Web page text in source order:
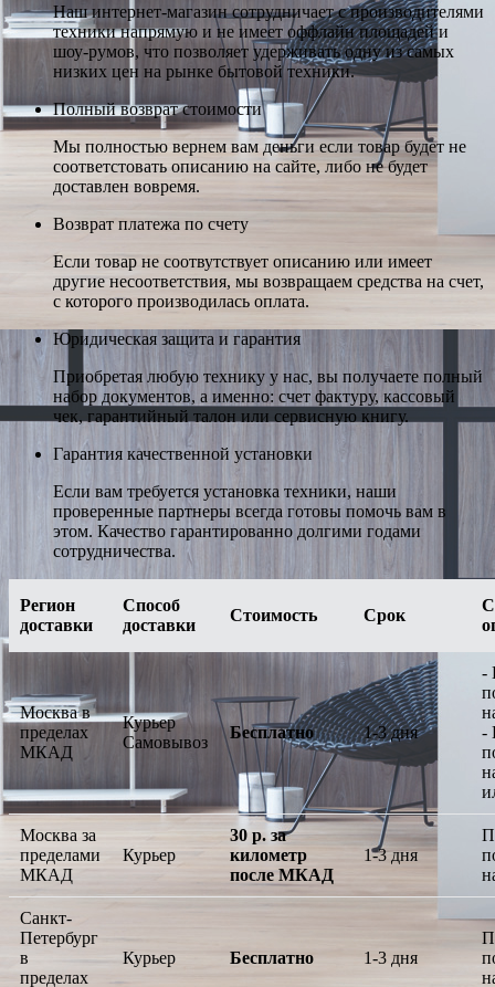
Наш интернет-магазин сотрудничает с производителями
техники напрямую и не имеет оффлайн площадей и
шоу-румов, что позволяет удерживать одну из самых
низких цен на рынке бытовой техники.
Полный возврат стоимости
Мы полностью вернем вам деньги если товар будет не
соответстовать описанию на сайте, либо не будет
доставлен вовремя.
Возврат платежа по счету
Если товар не соотвутствует описанию или имеет
другие несоответствия, мы возвращаем средства на счет,
с которого производилась оплата.
Юридическая защита и гарантия
Приобретая любую технику у нас, вы получаете полный
набор документов, а именно: счет фактуру, кассовый
чек, гарантийный талон или сервисную книгу.
Гарантия качественной установки
Если вам требуется установка техники, наши
проверенные партнеры всегда готовы помочь вам в
этом. Качество гарантированно долгими годами
сотрудничества.
Регион
доставки
Способ
доставки
Стоимость Срок
Москва в
пределах
МКАД
Курьер
Самовывоз
Бесплатно 1-3 дня
-
-
Москва за
пределами
МКАД
Курьер
30 р. за
километр
после МКАД
1-3 дня
Санкт-
Петербург
в
пределах
Курьер Бесплатно 1-3 дня